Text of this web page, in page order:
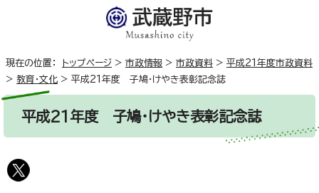
現在の位置： トップページ > 市政情報 > 市政資料 > 平成21年度市政資料
> 教育・文化 > 平成21年度 子鳩・けやき表彰記念誌
平成21年度 子鳩・けやき表彰記念誌